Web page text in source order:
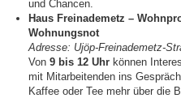
und Chancen.
Haus Freinademetz –
Wohnungsnot
Adresse: Ujöp-Freinademetz-
Von 9 bis 12 Uhr können
mit Mitarbeitenden ins
Kaffee oder Tee mehr über die